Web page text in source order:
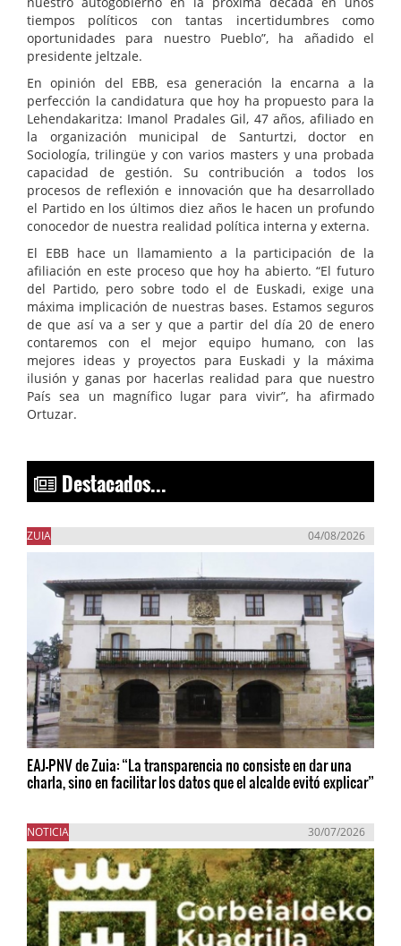
tiempos políticos con tantas incertidumbres como
oportunidades para nuestro Pueblo”, ha añadido el
presidente jeltzale.
En opinión del EBB, esa generación la encarna a la
perfección la candidatura que hoy ha propuesto para la
Lehendakaritza: Imanol Pradales Gil, 47 años, afiliado en
la organización municipal de Santurtzi, doctor en
Sociología, trilingüe y con varios masters y una probada
capacidad de gestión. Su contribución a todos los
procesos de reflexión e innovación que ha desarrollado
el Partido en los últimos diez años le hacen un profundo
conocedor de nuestra realidad política interna y externa.
El EBB hace un llamamiento a la participación de la
afiliación en este proceso que hoy ha abierto. “El futuro
del Partido, pero sobre todo el de Euskadi, exige una
máxima implicación de nuestras bases. Estamos seguros
de que así va a ser y que a partir del día 20 de enero
contaremos con el mejor equipo humano, con las
mejores ideas y proyectos para Euskadi y la máxima
ilusión y ganas por hacerlas realidad para que nuestro
País sea un magnífico lugar para vivir”, ha afirmado
Ortuzar.
Destacados...
ZUIA 04/08/2026
EAJ-PNV de Zuia: “La transparencia no consiste en dar una
charla, sino en facilitar los datos que el alcalde evitó explicar”
NOTICIA 30/07/2026